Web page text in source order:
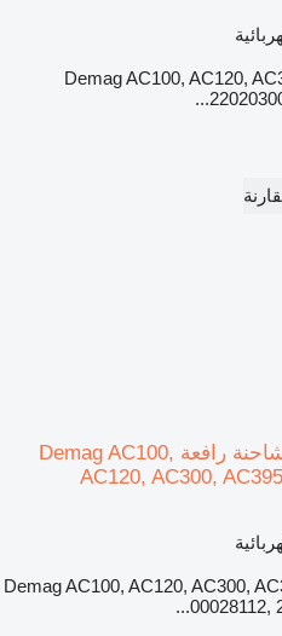
Demag AC100, AC120,
لوحة دائرة كهربائية Demag لـ شاحنة رافعة Demag AC100,
AC120, AC300,
Demag AC100, AC120, AC300,
00028112,